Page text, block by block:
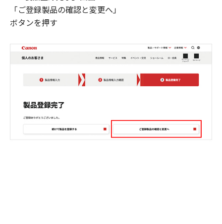
「ご登録製品の確認と変更へ」
ボタンを押す